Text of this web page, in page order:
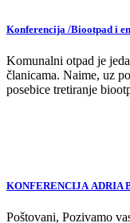
Konferencija /Biootpad i
Komunalni otpad je
članicama. Naime, uz
posebice tretiranje
KONFERENCIJA ADRIA
Poštovani, Pozivamo